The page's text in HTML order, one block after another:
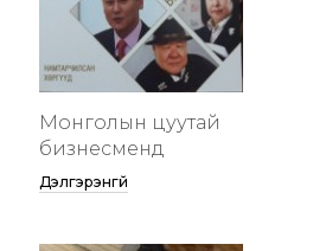
Монголын цуутай
бизнесменүүд
Дэлгэрэнгүй